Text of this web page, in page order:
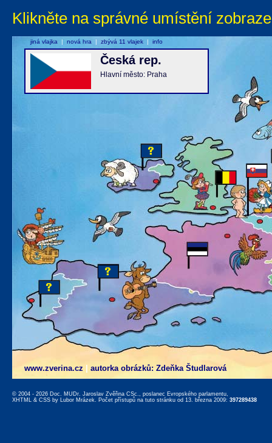
Klikněte na správné umístění
www.zverina.cz autorka obrázků: Zdeňka Študlarová
Česká rep.
Hlavní město: Praha
jiná vlajka | nová hra | zbývá 11 vlajek | info
© 2004 - 2026 Doc. MUDr. Jaroslav Zvěřina CSc., poslanec Evropského parlamentu,
XHTML & CSS by Lubor Mrázek. Počet přístupů na tuto stránku od 13. března 2009: 397289438